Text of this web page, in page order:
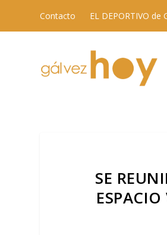
Contacto EL DEPORTIVO de
SE